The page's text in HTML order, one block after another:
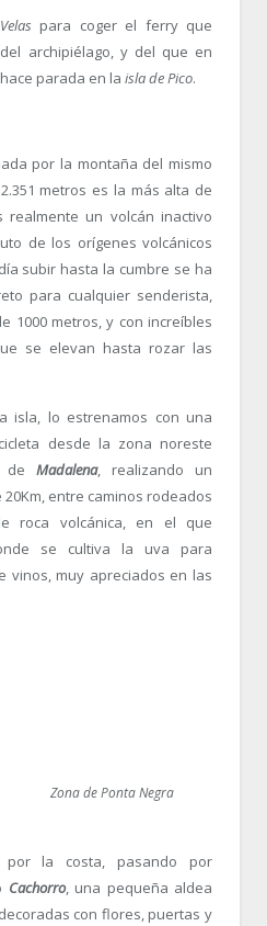
Velas para coger el ferry que
archipiélago, y del que en
parada en la isla de Pico.
por la montaña del mismo
metros es la más alta de
realmente un volcán inactivo
de los orígenes volcánicos
subir hasta la cumbre se ha
para cualquier senderista,
1000 metros, y con increíbles
se elevan hasta rozar las
isla, lo estrenamos con una
desde la zona noreste
de Madalena, realizando un
entre caminos rodeados
roca volcánica, en el que
se cultiva la uva para
vinos, muy apreciados en las
Zona de Ponta Negra
por la costa, pasando por
Cachorro, una pequeña aldea
con flores, puertas y